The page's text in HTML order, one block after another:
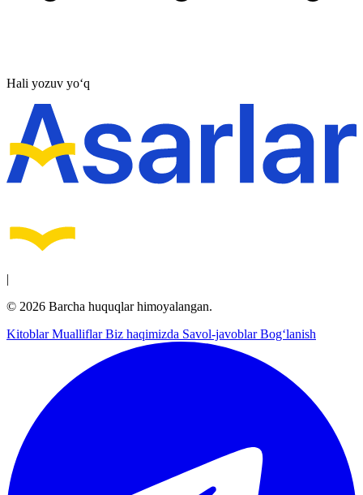
Hali yozuv yo‘q
|
© 2026 Barcha huquqlar himoyalangan.
KitoblarMualliflarBiz haqimizda Savol-javoblarBog‘lanish